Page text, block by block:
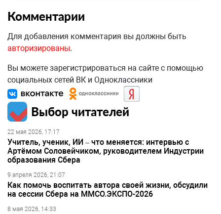
Комментарии
Для добавления комментария вы должны быть
авторизированы.
Вы можете зарегистрироваться на сайте с помощью
социальных сетей ВК и Одноклассники
Выбор читателей
22 мая 2026, 17:17
Учитель, ученик, ИИ – что меняется: интервью с
Артёмом Соловейчиком, руководителем Индустрии
образования Сбера
9 апреля 2026, 21:07
Как помочь воспитать автора своей жизни, обсудили
на сессии Сбера на ММСО.ЭКСПО-2026
8 мая 2026, 14:33